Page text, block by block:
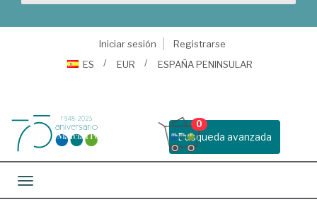
Iniciar sesión
Registrarse
ES
EUR ESPAÑA PENINSULAR
Busqueda avanzada
0
Toggle navigation